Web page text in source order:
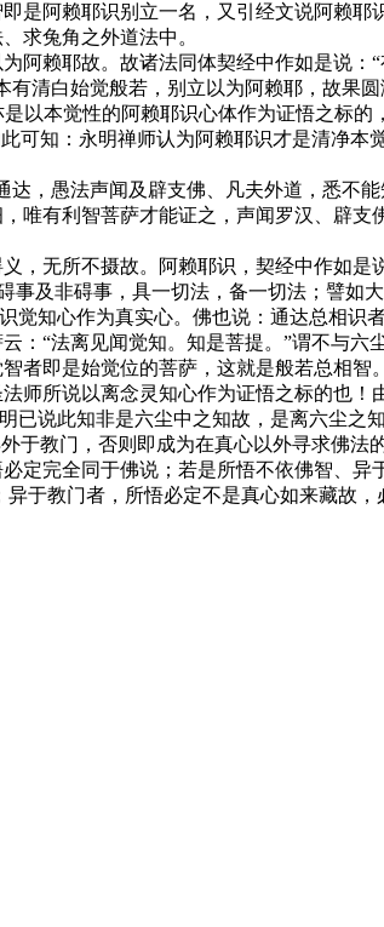
是阿赖耶识别立一名，又引经文说阿赖耶
求兔角之外道法中。
赖耶故。故诸法同体契经中作如是说：
清白始觉般若，别立以为阿赖耶，故果
以本觉性的阿赖耶识心体作为证悟之标
可知：永明禅师认为阿赖耶识才是清净本
愚法声闻及辟支佛、凡夫外道，悉不
唯有利智菩萨才能证之，声闻罗汉、辟支
无所不摄故。阿赖耶识，契经中作如是
及非碍事，具一切法，备一切法；譬如
觉知心作为真实心。佛也说：通达总相识
：“法离见闻觉知。知是菩提。”谓不与六
者即是始觉位的菩萨，这就是般若总相智。
所说以离念灵知心作为证悟之标的也！
已说此知非是六尘中之知故，是离六尘之
于教门，否则即成为在真心以外寻求佛法
完全同于佛说；若是所悟不依佛智、异
于教门者，所悟必定不是真心如来藏故